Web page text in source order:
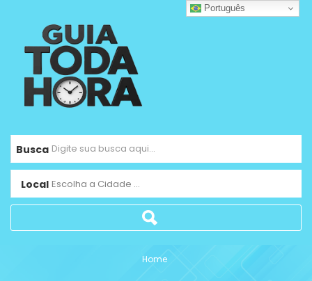
Busca
Local Escolha a Cidade ...
Home
Português